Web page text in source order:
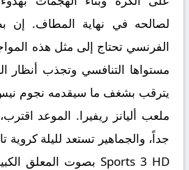
لصالحه في نهاية المطاف. إن
الفرنسي تحتاج إلى مثل هذه
مستواها التنافسي وتجذب أنظار
يترقب بشغف ما سيقدمه نجوم
ملعب أليانز ريفيرا. الموعد
Sports 3 HD بصوت المعلق الكبير عبر